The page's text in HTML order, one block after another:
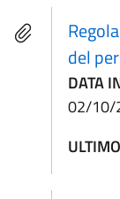
del
DATA
02/10/